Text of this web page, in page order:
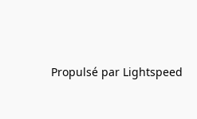
Propulsé par Lightspeed